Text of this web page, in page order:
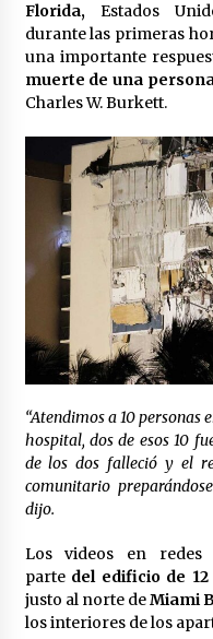
3
del
3
CNTE anuncia paso
y acciones en 20 estados
2 meses atrás
Laura
las
2
Segob:
Zar
políticos
2
Trump
2
Florida, Estados
durante las primeras
una importante
muerte de una
Charles W. Burkett.
“Atendimos a 10 personas
hospital, dos de esos 10
de los dos falleció y el
comunitario
dijo.
Los videos en redes
parte del edificio de
justo al norte deMiami
los interiores de los